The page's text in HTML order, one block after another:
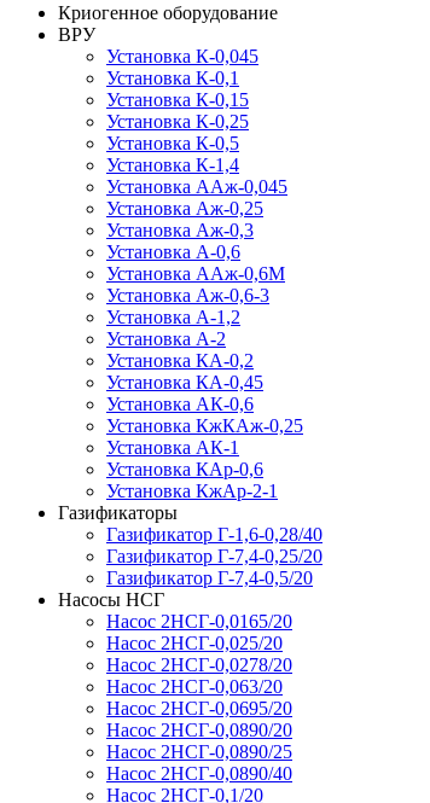
Криогенное оборудование
ВРУ
Установка К-0,045
Установка К-0,1
Установка К-0,15
Установка К-0,25
Установка К-0,5
Установка К-1,4
Установка ААж-0,045
Установка Аж-0,25
Установка Аж-0,3
Установка А-0,6
Установка ААж-0,6М
Установка Аж-0,6-3
Установка А-1,2
Установка А-2
Установка КА-0,2
Установка КА-0,45
Установка АК-0,6
Установка КжКАж-0,25
Установка АК-1
Установка КАр-0,6
Установка КжАр-2-1
Газификаторы
Газификатор Г-1,6-0,28/40
Газификатор Г-7,4-0,25/20
Газификатор Г-7,4-0,5/20
Насосы НСГ
Насос 2НСГ-0,0165/20
Насос 2НСГ-0,025/20
Насос 2НСГ-0,0278/20
Насос 2НСГ-0,063/20
Насос 2НСГ-0,0695/20
Насос 2НСГ-0,0890/20
Насос 2НСГ-0,0890/25
Насос 2НСГ-0,0890/40
Насос 2НСГ-0,1/20